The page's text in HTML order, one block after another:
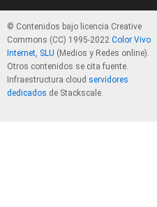
© Contenidos bajo licencia Creative
Commons (CC) 1995-2022 Color Vivo
Internet, SLU (Medios y Redes online).
Otros contenidos se cita fuente.
Infraestructura cloud servidores
dedicados de Stackscale.